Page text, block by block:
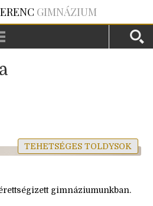
GIMNÁZIUM
TEHETSÉGES TOLDYSOK
gimnáziumunkban.